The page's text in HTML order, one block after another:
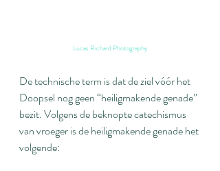
Lucas Richard Photography
De technische term is dat de ziel vóór het
Doopsel nog geen “heiligmakende genade”
bezit. Volgens de beknopte catechismus
van vroeger is de heiligmakende genade het
volgende: